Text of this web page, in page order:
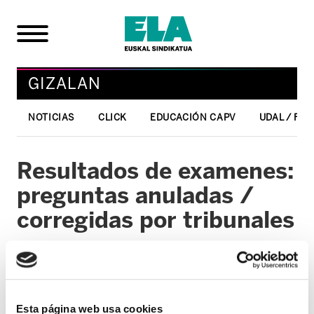
Esta página web usa cookies
GIZALAN
NOTICIAS CLICK EDUCACIÓN CAPV UDAL /
Resultados de examenes:
preguntas anuladas /
corregidas por tribunales
27/11/2009
GIZALAN
Con fecha 26 de noviembre, Osakidetza